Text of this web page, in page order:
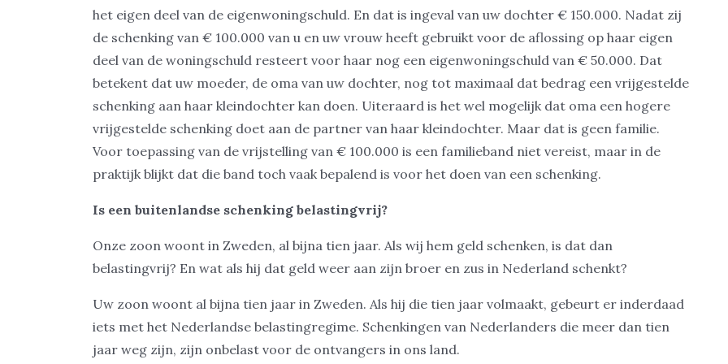
het eigen deel van de eigenwoningschuld. En dat is ingeval van uw dochter € 150.000. Nadat zij
de schenking van € 100.000 van u en uw vrouw heeft gebruikt voor de aflossing op haar eigen
deel van de woningschuld resteert voor haar nog een eigenwoningschuld van € 50.000. Dat
betekent dat uw moeder, de oma van uw dochter, nog tot maximaal dat bedrag een vrijgestelde
schenking aan haar kleindochter kan doen. Uiteraard is het wel mogelijk dat oma een hogere
vrijgestelde schenking doet aan de partner van haar kleindochter. Maar dat is geen familie.
Voor toepassing van de vrijstelling van € 100.000 is een familieband niet vereist, maar in de
praktijk blijkt dat die band toch vaak bepalend is voor het doen van een schenking.
Is een buitenlandse schenking belastingvrij?
Onze zoon woont in Zweden, al bijna tien jaar. Als wij hem geld schenken, is dat dan
belastingvrij? En wat als hij dat geld weer aan zijn broer en zus in Nederland schenkt?
Uw zoon woont al bijna tien jaar in Zweden. Als hij die tien jaar volmaakt, gebeurt er inderdaad
iets met het Nederlandse belastingregime. Schenkingen van Nederlanders die meer dan tien
jaar weg zijn, zijn onbelast voor de ontvangers in ons land.